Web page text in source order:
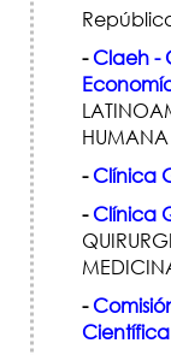
-Claeh -
HUMANA
-Clínica
-Clínica
-
Científica